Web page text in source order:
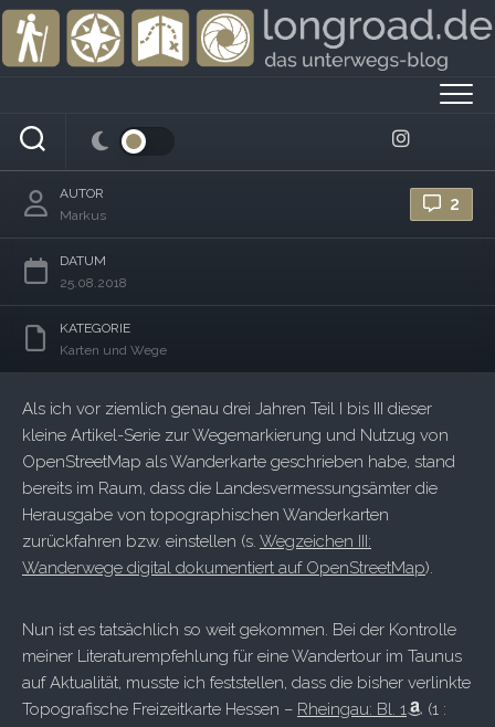
Skip
content
aus Digital wird Papier
2
AUTOR
Markus
DATUM
25.08.2018
KATEGORIE
Karten und Wege
Als ich vor ziemlich genau drei Jahren Teil I bis III dieser
kleine Artikel-Serie zur Wegemarkierung und Nutzug von
OpenStreetMap als Wanderkarte geschrieben habe, stand
bereits im Raum, dass die Landesvermessungsämter die
Herausgabe von topographischen Wanderkarten
zurückfahren bzw. einstellen (s. Wegzeichen III:
Wanderwege digital dokumentiert auf OpenStreetMap).
Nun ist es tatsächlich so weit gekommen. Bei der Kontrolle
meiner Literaturempfehlung für eine Wandertour im Taunus
auf Aktualität, musste ich feststellen, dass die bisher verlinkte
Topografische Freizeitkarte Hessen – Rheingau: Bl. 1
(1 :